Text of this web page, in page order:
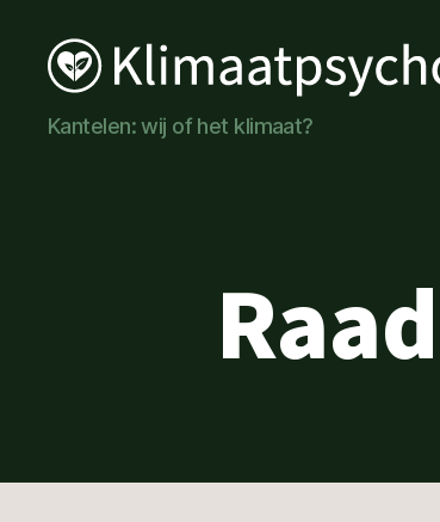
Klimaatpsychologie
Kantelen: wij of het klimaat?